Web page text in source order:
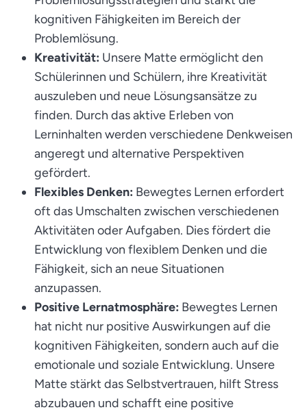
kognitiven Fähigkeiten im Bereich der
Problemlösung.
Kreativität: Unsere Matte ermöglicht den
Schülerinnen und Schülern, ihre Kreativität
auszuleben und neue Lösungsansätze zu
finden. Durch das aktive Erleben von
Lerninhalten werden verschiedene Denkweisen
angeregt und alternative Perspektiven
gefördert.
Flexibles Denken: Bewegtes Lernen erfordert
oft das Umschalten zwischen verschiedenen
Aktivitäten oder Aufgaben. Dies fördert die
Entwicklung von flexiblem Denken und die
Fähigkeit, sich an neue Situationen
anzupassen.
Positive Lernatmosphäre: Bewegtes Lernen
hat nicht nur positive Auswirkungen auf die
kognitiven Fähigkeiten, sondern auch auf die
emotionale und soziale Entwicklung. Unsere
Matte stärkt das Selbstvertrauen, hilft Stress
abzubauen und schafft eine positive